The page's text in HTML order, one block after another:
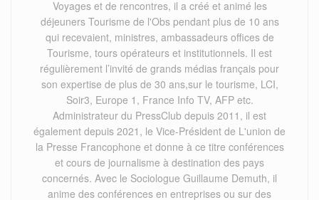
Voyages et de rencontres, il a créé et animé les
déjeuners Tourisme de l'Obs pendant plus de 10 ans
qui recevaient, ministres, ambassadeurs offices de
Tourisme, tours opérateurs et institutionnels. Il est
régulièrement l’invité de grands médias français pour
son expertise de plus de 30 ans,sur le tourisme, LCI,
Soir3, Europe 1, France Info TV, AFP etc.
Administrateur du PressClub depuis 2011, il est
également depuis 2021, le Vice-Président de L'union de
la Presse Francophone et donne à ce titre conférences
et cours de journalisme à destination des pays
concernés. Avec le Sociologue Guillaume Demuth, il
anime des conférences en entreprises ou sur des